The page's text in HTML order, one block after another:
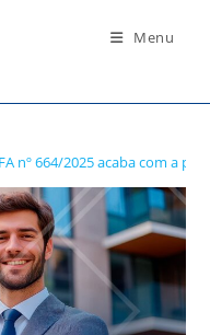
Menu
nº 664/2025 acaba com a